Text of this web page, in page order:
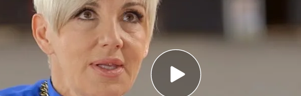
también ha hablado con Pepa Bueno de uno de los momentos
su vida, un accidente ocurrido hace siete años que casi le
"Yo fui la que menos daño físico sufrió. Pero en el accidente
Era el único que no tenía familia y nosotros muchas veces
dicho que, si alguien hubiera dicho que iba a ocurrir eso y uno